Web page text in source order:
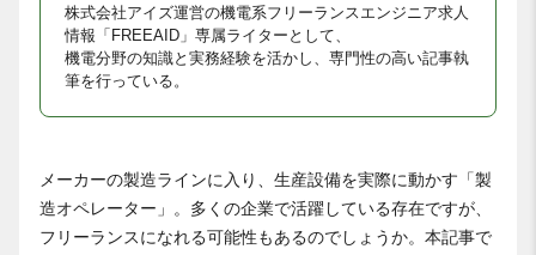
株式会社アイズ運営の機電系フリーランスエンジニア求人
情報「FREEAID」専属ライターとして、
機電分野の知識と実務経験を活かし、専門性の高い記事執
筆を行っている。
メーカーの製造ラインに入り、生産設備を実際に動かす「製
造オペレーター」。多くの企業で活躍している存在ですが、
フリーランスになれる可能性もあるのでしょうか。本記事で